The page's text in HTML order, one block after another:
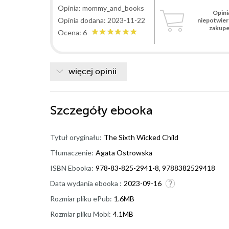
spowodowały u mnie łzy i niedowierzanie. Czy
prawdziwe? Nie mogę wam zdradzić fabuły, ale
zapamiętać jego nazwisko. Jeżeli jeszcze nie znacie
Dlaczego? Po odpowiedź odsyłam was do "Szóstego
rollercoaster, to śmiało sięgnijcie po "Szóste dziecko"
Opinia: mommy_and_books
Opinia dodana: 2023-11-22
Ocena: 6
więcej opinii
Szczegóły ebooka
Tytuł oryginału: The Sixth Wicked Child
Tłumaczenie: Agata Ostrowska
ISBN Ebooka: 978-83-825-2941-8, 9788382529418
Data wydania ebooka : 2023-09-16
Rozmiar pliku ePub: 1.6MB
Rozmiar pliku Mobi: 4.1MB